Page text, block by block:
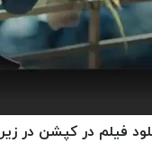
فیلم در کپشن در زیر